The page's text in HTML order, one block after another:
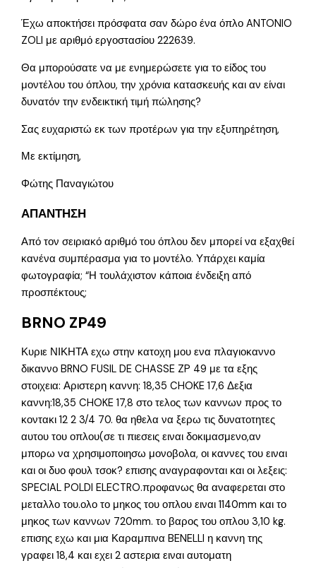
Έχω αποκτήσει πρόσφατα σαν δώρο ένα όπλο ANTONIO
ZOLI με αριθμό εργοστασίου 222639.
Θα μπορούσατε να με ενημερώσετε για το είδος του
μοντέλου του όπλου, την χρόνια κατασκευής και αν είναι
δυνατόν την ενδεικτική τιμή πώλησης?
Σας ευχαριστώ εκ των προτέρων για την εξυπηρέτηση,
Με εκτίμηση,
Φώτης Παναγιώτου
ΑΠΑΝΤΗΣΗ
Από τον σειριακό αριθμό του όπλου δεν μπορεί να εξαχθεί
κανένα συμπέρασμα για το μοντέλο. Υπάρχει καμία
φωτογραφία; “Η τουλάχιστον κάποια ένδειξη από
προσπέκτους;
BRNO ZP49
Κυριε ΝΙΚΗΤΑ εχω στην κατοχη μου ενα πλαγιοκαννο
δικαννο BRNO FUSIL DE CHASSE ZP 49 με τα εξης
στοιχεια: Αριστερη καννη: 18,35 CHOKE 17,6 Δεξια
καννη:18,35 CHOKE 17,8 στο τελος των καννων προς το
κοντακι 12 2 3/4 70. θα ηθελα να ξερω τις δυνατοτητες
αυτου του οπλου(σε τι πιεσεις ειναι δοκιμασμενο,αν
μπορω να χρησιμοποιησω μονοβολα, οι καννες του ειναι
και οι δυο φουλ τσοκ? επισης αναγραφονται και οι λεξεις:
SPECIAL POLDI ELECTRO.προφανως θα αναφερεται στο
μεταλλο του.ολο το μηκος του οπλου ειναι 1140mm και το
μηκος των καννων 720mm. το βαρος του οπλου 3,10 kg.
επισης εχω και μια Καραμπινα BENELLI η καννη της
γραφει 18,4 και εχει 2 αστερια ειναι αυτοματη